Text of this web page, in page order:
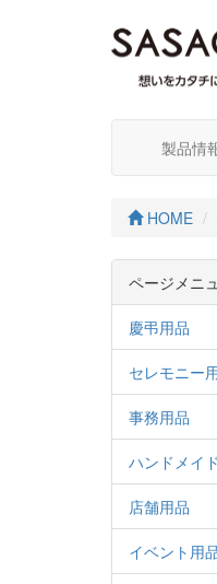
製品情
HOME
ページメニ
慶弔用品
セレモニー
事務用品
ハンドメイ
店舗用品
イベント用